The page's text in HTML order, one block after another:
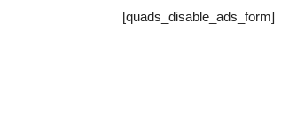
[quads_disable_ads_form]